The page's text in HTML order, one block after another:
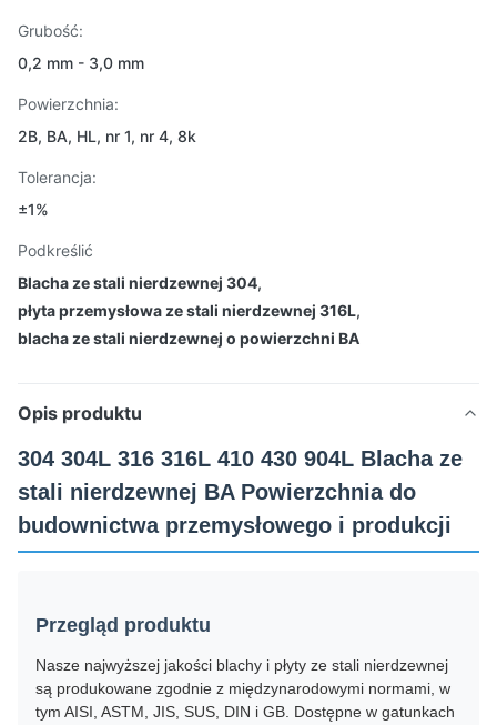
Grubość:
0,2 mm - 3,0 mm
Powierzchnia:
2B, BA, HL, nr 1, nr 4, 8k
Tolerancja:
±1%
Podkreślić
Blacha ze stali nierdzewnej 304,
płyta przemysłowa ze stali nierdzewnej 316L,
blacha ze stali nierdzewnej o powierzchni BA
Opis produktu
304 304L 316 316L 410 430 904L Blacha ze
stali nierdzewnej BA Powierzchnia do
budownictwa przemysłowego i produkcji
Przegląd produktu
Nasze najwyższej jakości blachy i płyty ze stali nierdzewnej
są produkowane zgodnie z międzynarodowymi normami, w
tym AISI, ASTM, JIS, SUS, DIN i GB. Dostępne w gatunkach